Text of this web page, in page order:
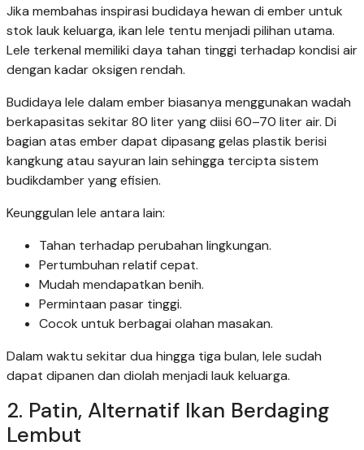
Jika membahas inspirasi budidaya hewan di ember untuk
stok lauk keluarga, ikan lele tentu menjadi pilihan utama.
Lele terkenal memiliki daya tahan tinggi terhadap kondisi air
dengan kadar oksigen rendah.
Budidaya lele dalam ember biasanya menggunakan wadah
berkapasitas sekitar 80 liter yang diisi 60–70 liter air. Di
bagian atas ember dapat dipasang gelas plastik berisi
kangkung atau sayuran lain sehingga tercipta sistem
budikdamber yang efisien.
Keunggulan lele antara lain:
Tahan terhadap perubahan lingkungan.
Pertumbuhan relatif cepat.
Mudah mendapatkan benih.
Permintaan pasar tinggi.
Cocok untuk berbagai olahan masakan.
Dalam waktu sekitar dua hingga tiga bulan, lele sudah
dapat dipanen dan diolah menjadi lauk keluarga.
2. Patin, Alternatif Ikan Berdaging
Lembut